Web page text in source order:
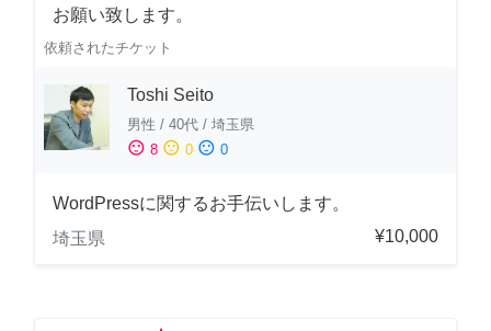
お願い致します。
依頼されたチケット
Toshi Seito
男性 / 40代 / 埼玉県
sentiment_satisfied 8 sentiment_neutral 0 sentiment_dissatisfied 0
WordPressに関するお手伝いします。
埼玉県
¥10,000